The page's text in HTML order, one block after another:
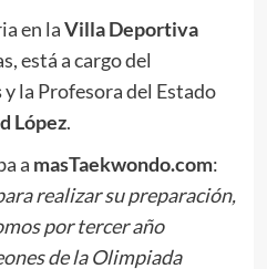
en laVilla Deportiva
está a cargo del
y la Profesora del Estado
López.
a masTaekwondo.com:
realizar su preparación,
por tercer año
de la Olimpiada